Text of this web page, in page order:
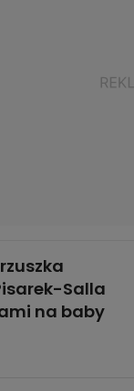
Salla
na baby